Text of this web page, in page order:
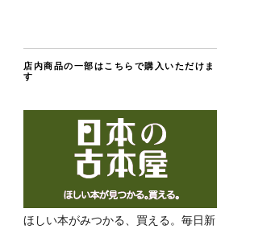
店内商品の一部はこちらで購入いただけま
す
ほしい本がみつかる、買える。毎日新